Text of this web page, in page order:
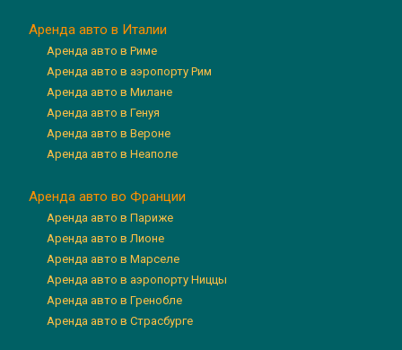
Аренда авто в Италии
Аренда авто в Риме
Аренда авто в аэропорту Рим
Аренда авто в Милане
Аренда авто в Генуя
Аренда авто в Вероне
Аренда авто в Неаполе
Аренда авто во Франции
Аренда авто в Париже
Аренда авто в Лионе
Аренда авто в Марселе
Аренда авто в аэропорту Ниццы
Аренда авто в Гренобле
Аренда авто в Страсбурге